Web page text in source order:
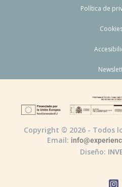
Política de
Copyright © 2026 - Todos
Email:
Diseño: